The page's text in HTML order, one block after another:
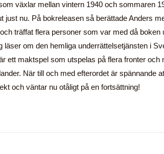
växlar mellan vintern 1940 och sommaren
just nu. På bokreleasen så berättade Anders
träffat flera personer som var med då
läser om den hemliga underrättelsetjänsten i
ett maktspel som utspelas på flera fronter och
När till och med efterordet är spännande
och väntar nu otåligt på en fortsättning!